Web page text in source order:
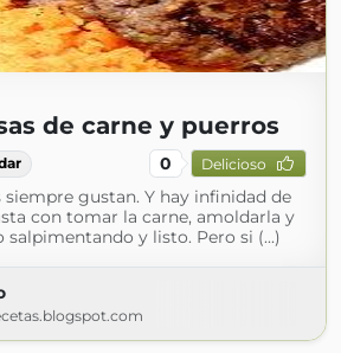
de carne y puerros
0 Delicioso
siempre gustan. Y hay infinidad de
con tomar la carne, amoldarla y
salpimentando y listo. Pero si (...)